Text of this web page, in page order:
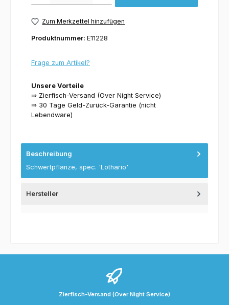
Zum Merkzettel hinzufügen
Produktnummer: E11228
Frage zum Artikel?
Unsere Vorteile
⇒ Zierfisch-Versand (Over Night Service)
⇒ 30 Tage Geld-Zurück-Garantie (nicht
Lebendware)
Beschreibung
Schwertpflanze, spec. 'Lothario'
Hersteller
Zierfisch-Versand (Over Night Service)